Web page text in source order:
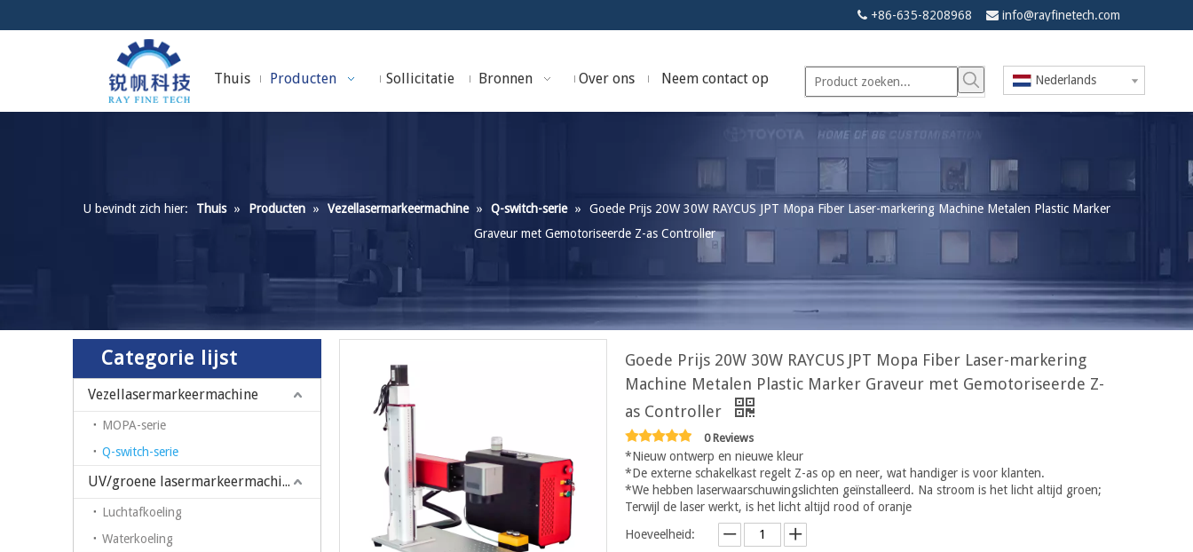
 +86-635-8208968  info@rayfinetech.com
Thuis Producten Sollicitatie Bronnen Over ons Neem contact op Nederlands
U bevindt zich hier: Thuis » Producten » Vezellasermarkeermachine » Q-switch-serie »
Goede Prijs 20W 30W RAYCUS JPT Mopa Fiber Laser-markering Machine Metalen Plastic Marker
Graveur met Gemotoriseerde Z-as Controller
Categorie lijst
Vezellasermarkeermachine
MOPA-serie
Q-switch-serie
UV/groene lasermarkeermachine
Luchtafkoeling
Waterkoeling
Goede Prijs 20W 30W RAYCUS JPT Mopa Fiber Laser-markering
Machine Metalen Plastic Marker Graveur met Gemotoriseerde Z-
as Controller
0 Reviews
*Nieuw ontwerp en nieuwe kleur
*De externe schakelkast regelt Z-as op en neer, wat handiger is voor klanten.
*We hebben laserwaarschuwingslichten geïnstalleerd. Na stroom is het licht altijd groen;
Terwijl de laser werkt, is het licht altijd rood of oranje
Hoeveelheid: